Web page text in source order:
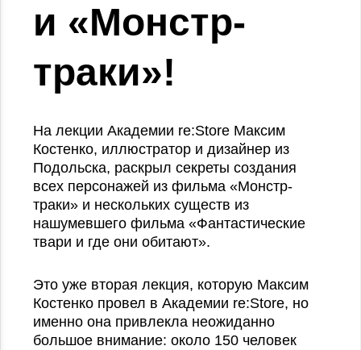
и «Монстр-
траки»!
На лекции Академии re:Store Максим
Костенко, иллюстратор и дизайнер из
Подольска, раскрыл секреты создания
всех персонажей из фильма «Монстр-
траки» и нескольких существ из
нашумевшего фильма «Фантастические
твари и где они обитают».
Это уже вторая лекция, которую Максим
Костенко провел в Академии re:Store, но
именно она привлекла неожиданно
большое внимание: около 150 человек